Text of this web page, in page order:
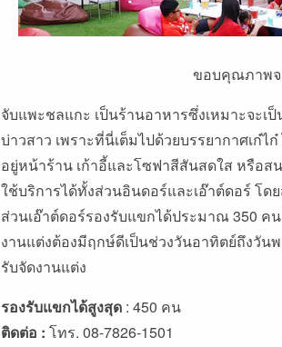
ขอบคุณภาพจ
จับแพะชลแกะ เป็นร้านอาหารซึ่งเหมาะจะ
บ่าวสาว เพราะที่นี่เต็มไปด้วยบรรยากาศเก๋
อยู่หน้าร้าน เก้าอี้และโซฟาสีสันสดใส หรือส
ใช้บริการได้ทั้งส่วนอินดอร์และเอ๊าต์ดอร์ โ
ส่วนเอ๊าต์ดอร์รองรับแขกได้ประมาณ 350
งานแต่งต้องมีฤกษ์ดีเป็นช่วงวันอาทิตย์ถึงวัน
รับจัดงานแต่ง
รองรับแขกได้สูงสุด : 450 คน
ติดต่อ :โทร. 08-7826-1501